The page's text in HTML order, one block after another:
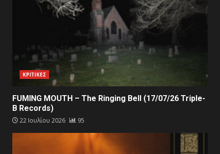
ΚΡΙΤΙΚΕΣ
FUMING MOUTH – The Ringing Bell (17/07/26 Triple-
B Records)
22 Ιουλίου 2026 95